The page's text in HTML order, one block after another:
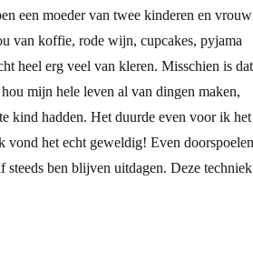
een moeder van twee kinderen en vrouw
van koffie, rode wijn, cupcakes, pyjama
heel erg veel van kleren. Misschien is dat
mijn hele leven al van dingen maken,
kind hadden. Het duurde even voor ik het
vond het echt geweldig! Even doorspoelen
ben blijven uitdagen. Deze techniek